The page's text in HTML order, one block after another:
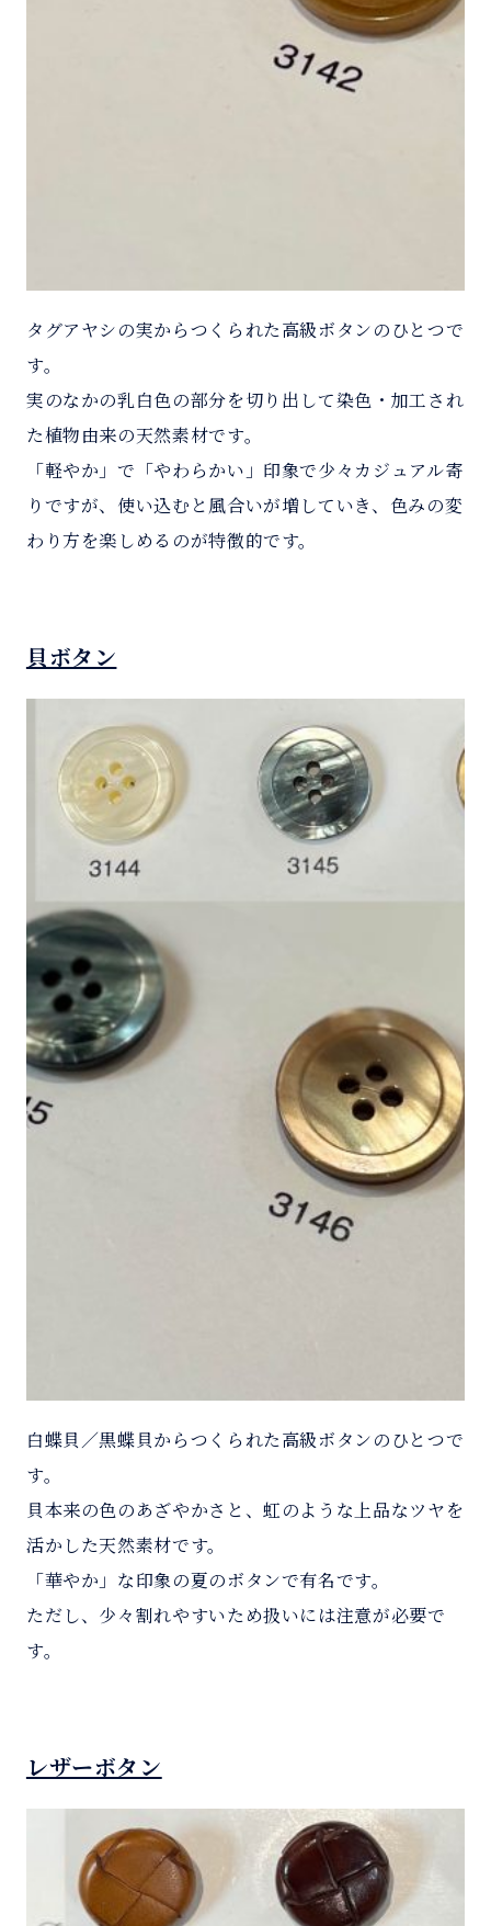
タグアヤシの実からつくられた高級ボタンのひとつで
す。
実のなかの乳白色の部分を切り出して染色・加工され
た植物由来の天然素材です。
「軽やか」で「やわらかい」印象で少々カジュアル寄
りですが、使い込むと風合いが増していき、色みの変
わり方を楽しめるのが特徴的です。
貝ボタン
白蝶貝／黒蝶貝からつくられた高級ボタンのひとつで
す。
貝本来の色のあざやかさと、虹のような上品なツヤを
活かした天然素材です。
「華やか」な印象の夏のボタンで有名です。
ただし、少々割れやすいため扱いには注意が必要で
す。
レザーボタン